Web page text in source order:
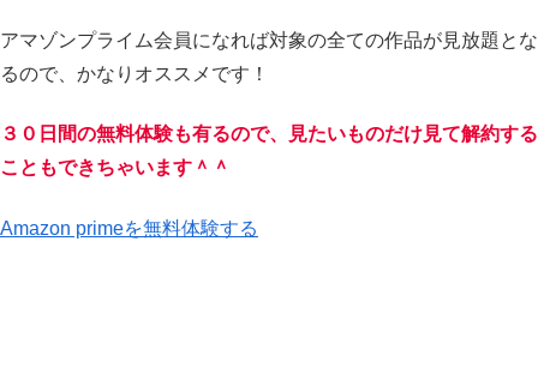
アマゾンプライム会員になれば対象の全ての作品が見放題とな
るので、かなりオススメです！
３０日間の無料体験も有るので、見たいものだけ見て解約する
こともできちゃいます＾＾
Amazon primeを無料体験する